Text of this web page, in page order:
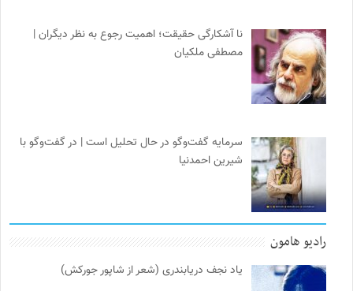
نا آشکارگی حقیقت؛ اهمیت رجوع به نظر دیگران |
مصطفی ملکیان
سرمایه گفت‌وگو در حال تحلیل است | در گفت‌وگو با
شیرین احمدنیا
رادیو هامون
یاد نجف دریابندری (شعر از شاپور جورکش)